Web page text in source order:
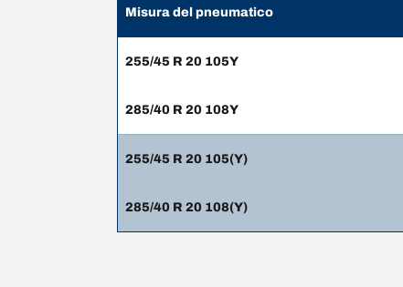
Misura del pneumatico
255/45 R 20 105Y
285/40 R 20 108Y
255/45 R 20 105(Y)
285/40 R 20 108(Y)